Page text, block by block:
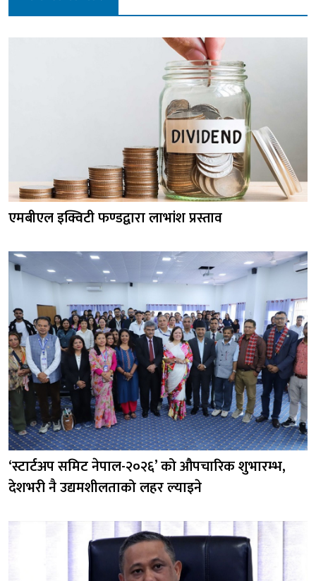
एमबीएल इक्विटी फण्डद्वारा लाभांश प्रस्ताव
‘स्टार्टअप समिट नेपाल-२०२६’ को औपचारिक शुभारम्भ,
देशभरी नै उद्यमशीलताको लहर ल्याइने